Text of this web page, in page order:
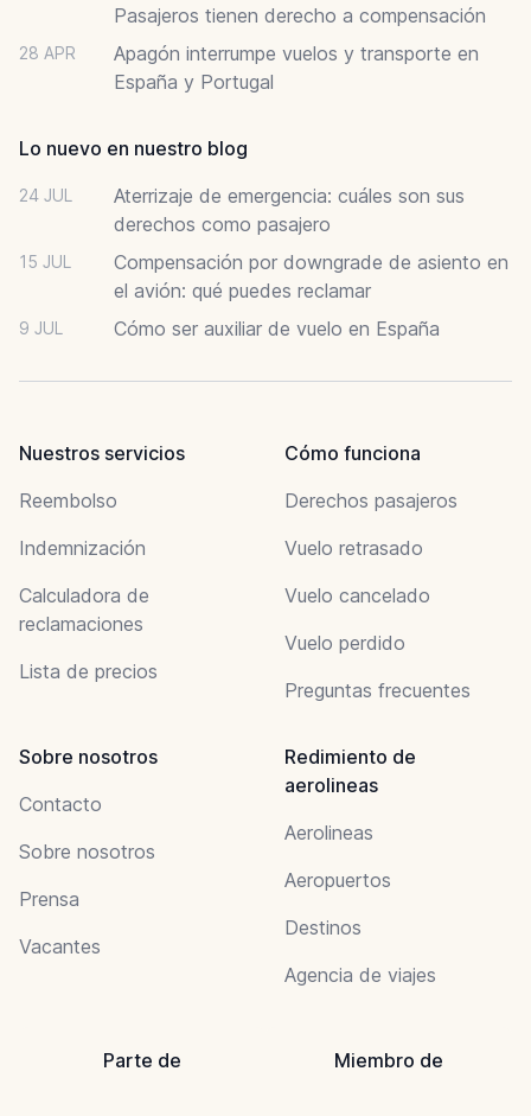
Pasajeros tienen derecho a compensación
28 APR
Apagón interrumpe vuelos y transporte en
España y Portugal
Lo nuevo en nuestro blog
24 JUL
Aterrizaje de emergencia: cuáles son sus
derechos como pasajero
15 JUL
Compensación por downgrade de asiento en
el avión: qué puedes reclamar
9 JUL Cómo ser auxiliar de vuelo en España
Nuestros servicios
Reembolso
Indemnización
Calculadora de
reclamaciones
Lista de precios
Cómo funciona
Derechos pasajeros
Vuelo retrasado
Vuelo cancelado
Vuelo perdido
Preguntas frecuentes
Sobre nosotros
Contacto
Sobre nosotros
Prensa
Vacantes
Redimiento de
aerolineas
Aerolineas
Aeropuertos
Destinos
Agencia de viajes
Parte de Miembro de